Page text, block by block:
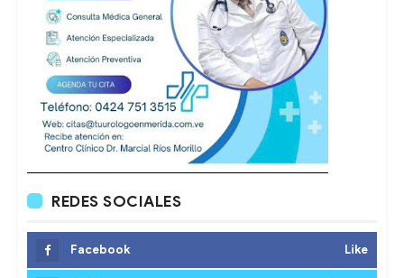
REDES SOCIALES
Facebook Like